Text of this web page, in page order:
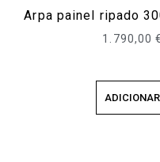
Arpa painel ripado
1.790,00€
ADICIONAR